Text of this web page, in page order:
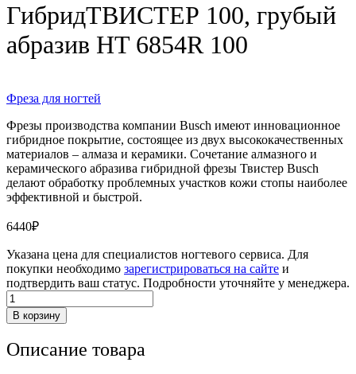
ГибридТВИСТЕР 100, грубый
абразив HT 6854R 100
Фреза для ногтей
Фрезы производства компании Busch имеют инновационное
гибридное покрытие, состоящее из двух высококачественных
материалов – алмаза и керамики. Сочетание алмазного и
керамического абразива гибридной фрезы Твистер Busch
делают обработку проблемных участков кожи стопы наиболее
эффективной и быстрой.
6440₽
Указана цена для специалистов ногтевого сервиса. Для
покупки необходимо зарегистрироваться на сайте и
подтвердить ваш статус. Подробности уточняйте у менеджера.
Количество
товара
ГибридТВИСТЕР
грубый
В корзину
Описание товара